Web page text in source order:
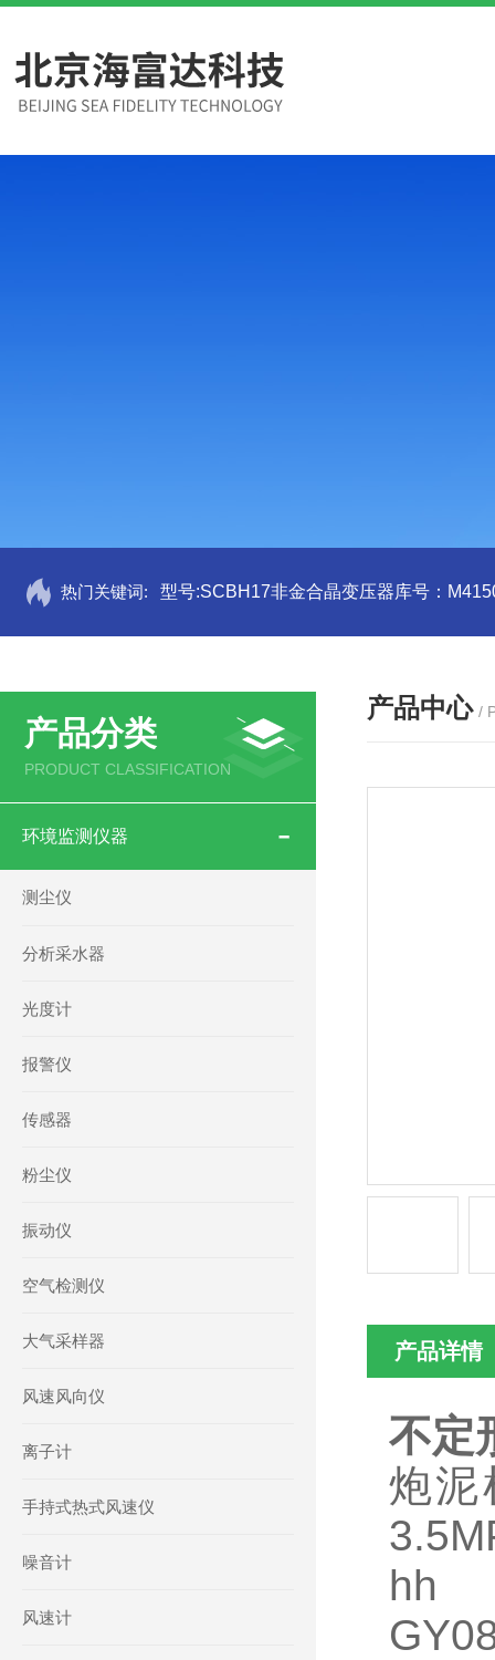
热门关键词: 型号:SCBH17非金合晶变压器库号：
产品分类
PRODUCT CLASSIFICATION
环境监测仪器
测尘仪
分析采水器
光度计
报警仪
传感器
粉尘仪
振动仪
空气检测仪
大气采样器
风速风向仪
离子计
手持式热式风速仪
噪音计
风速计
产品中心 /
产品详情
不定
炮泥
hh